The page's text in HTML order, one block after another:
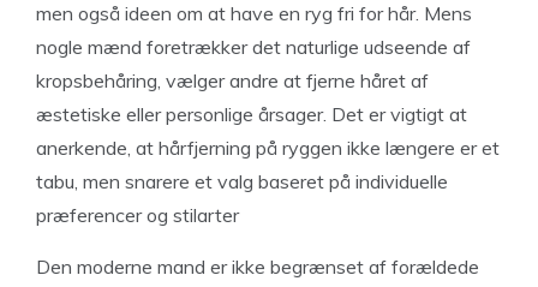
men også ideen om at have en ryg fri for hår. Mens
nogle mænd foretrækker det naturlige udseende af
kropsbehåring, vælger andre at fjerne håret af
æstetiske eller personlige årsager. Det er vigtigt at
anerkende, at hårfjerning på ryggen ikke længere er et
tabu, men snarere et valg baseret på individuelle
præferencer og stilarter
Den moderne mand er ikke begrænset af forældede